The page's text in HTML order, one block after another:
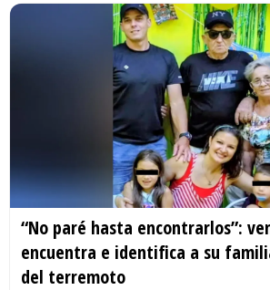
“No paré hasta encontrarlos”:
encuentra e identifica a su
del terremoto